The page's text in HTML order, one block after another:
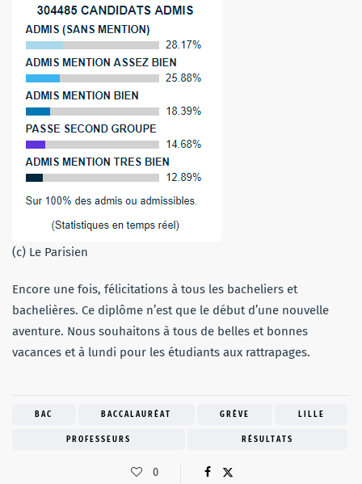
(c) Le Parisien
Encore une fois, félicitations à tous les bacheliers et
bachelières. Ce diplôme n’est que le début d’une nouvelle
aventure. Nous souhaitons à tous de belles et bonnes
vacances et à lundi pour les étudiants aux rattrapages.
BAC BACCALAURÉAT GRÈVE LILLE
PROFESSEURS RÉSULTATS
0